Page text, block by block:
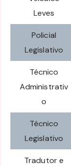
Leves
Policial
Legislativo
Técnico
Administrativ
o
Técnico
Legislativo
Tradutor e